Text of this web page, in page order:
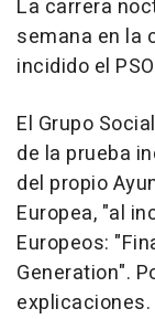
La carrera
semana en la
incidido el
El Grupo
de la prueba
del propio
Europea, "al
Europeos:
Generation".
explicaciones.